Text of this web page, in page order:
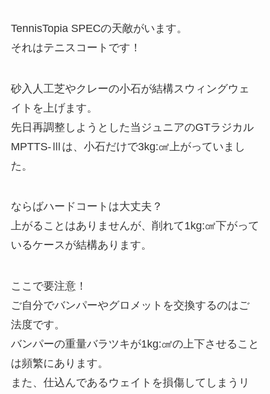
TennisTopia SPECの天敵がいます。
それはテニスコートです！
砂入人工芝やクレーの小石が結構スウィングウェ
イトを上げます。
先日再調整しようとした当ジュニアのGTラジカル
MPTTS-Ⅲは、小石だけで3kg:㎠上がっていまし
た。
ならばハードコートは大丈夫？
上がることはありませんが、削れて1kg:㎠下がって
いるケースが結構あります。
ここで要注意！
ご自分でバンパーやグロメットを交換するのはご
法度です。
バンパーの重量バラツキが1kg:㎠の上下させること
は頻繁にあります。
また、仕込んであるウェイトを損傷してしまうリ